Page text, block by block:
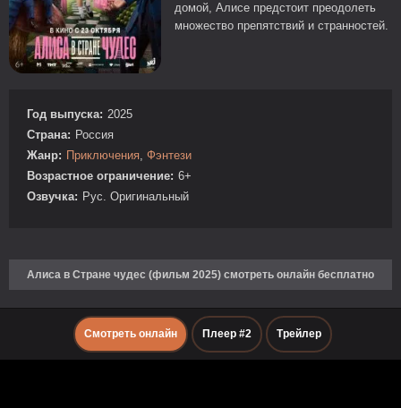
домой, Алисе предстоит преодолеть
множество препятствий и странностей.
Год выпуска: 2025
Страна: Россия
Жанр: Приключения Фэнтези
Возрастное ограничение: 6+
Озвучка: Рус. Оригинальный
Алиса в Стране чудес (фильм 2025) смотреть онлайн бесплатно
Смотреть онлайн Плеер #2 Трейлер